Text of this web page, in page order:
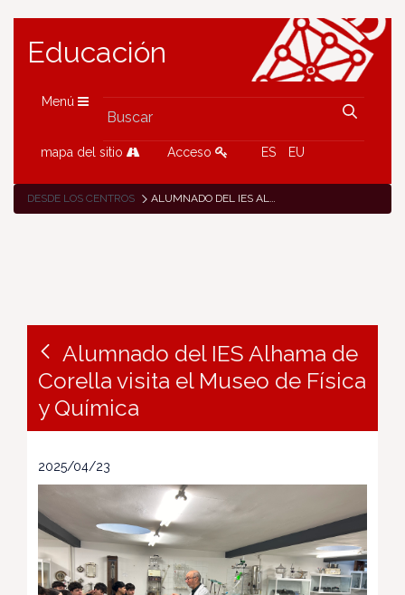
Educación
Menú
mapa del sitio Acceso ES EU
DESDE LOS CENTROS ALUMNADO DEL IES ALHAMA DE CORELLA VISITA EL MUSEO DE FÍSICA Y QUÍMICA
Alumnado del IES Alhama de
Corella visita el Museo de Física
y Química
2025/04/23